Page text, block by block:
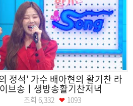
정석' 가수 배아현의 활기찬 라
이브송ㅣ생방송활기찬저녁
조회 6,332 1093